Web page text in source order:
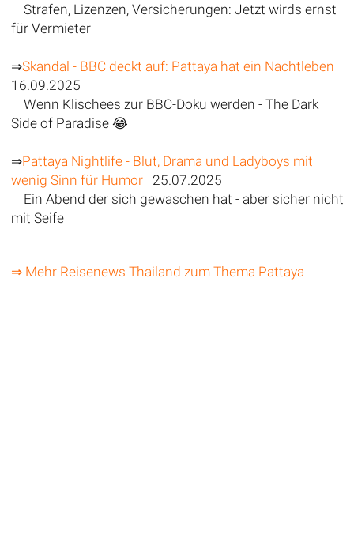
Strafen, Lizenzen, Versicherungen: Jetzt wirds ernst
für Vermieter
⇒Skandal - BBC deckt auf: Pattaya hat ein Nachtleben
16.09.2025
Wenn Klischees zur BBC-Doku werden - The Dark
Side of Paradise 😂
⇒Pattaya Nightlife - Blut, Drama und Ladyboys mit
wenig Sinn für Humor25.07.2025
Ein Abend der sich gewaschen hat - aber sicher nicht
mit Seife
⇒ Mehr Reisenews Thailand zum Thema Pattaya